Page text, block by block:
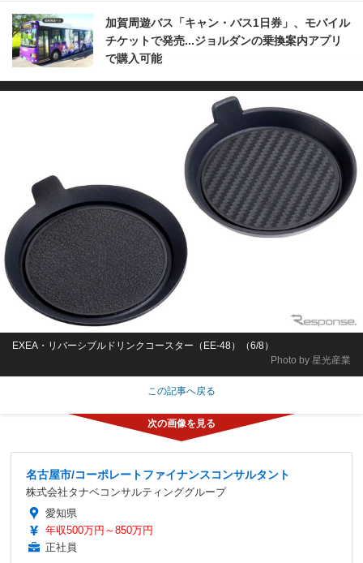
加賀周遊バス「キャン・バス1日券」、モバイル
チケットで発売...ジョルダンの乗換案内アプリ
で購入可能
Photo by 星光産業
EXEA・リバーシブルドリンクコースター（EE-48）（6/8）
この記事へ戻る
名古屋市/コーポレートファイナンスコンサルタント
株式会社タナベコンサルティンググループ
愛知県
年収500万円～850万円
正社員